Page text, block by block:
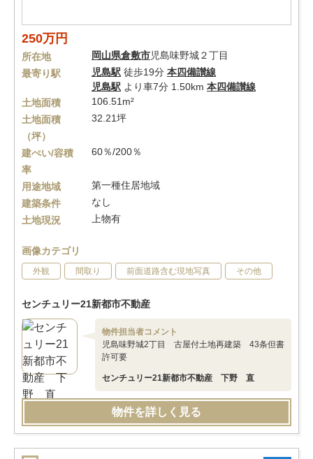
250万円
所在地 岡山県倉敷市児島味野城２丁目
最寄り駅
児島駅 徒歩19分 本四備讃線
児島駅 より車7分 1.50km 本四備讃線
土地面積
106.51m²
土地面積
（坪）
32.21坪
建ぺい/容積
率
60％/200％
用途地域
第一種住居地域
建築条件
なし
土地現況
上物有
画像カテゴリ
外観 間取り 前面道路含む現地写真 その他
センチュリー21新都市不動産
物件担当者コメント
児島味野城2丁目 古屋付土地再建築 43条但書
許可要
センチュリー21新都市不動産 下野 直
物件を詳しく見る